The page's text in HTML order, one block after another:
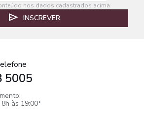
nos dados cadastrados acima
INSCREVER
5005
às 19:00*